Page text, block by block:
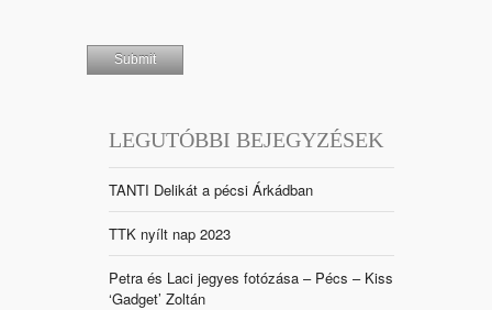
LEGUTÓBBI BEJEGYZÉSEK
TANTI Delikát a pécsi Árkádban
TTK nyílt nap 2023
Petra és Laci jegyes fotózása – Pécs – Kiss
‘Gadget’ Zoltán